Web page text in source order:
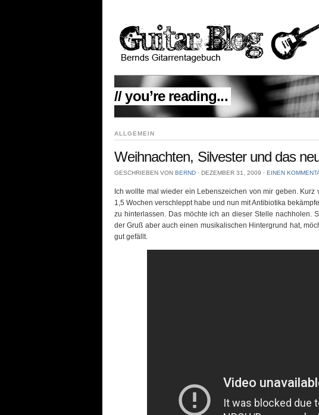
// you’re reading...
ALLGEMEIN
Weihnachten, Silvester und das
GESCHRIEBEN VON BERND ⋅ DEZEMBER 31, 2009 ⋅ EINEN
Ich wollte mal wieder ein Lebenszeichen von mir geben.
1,5 Wochen verschleppt habe und nun mit Antibiotika
zu hinterlassen. Das möchte ich an dieser Stelle nachholen.
der Gruß aber auch einen musikalischen Hintergrund hat,
gut gefällt.